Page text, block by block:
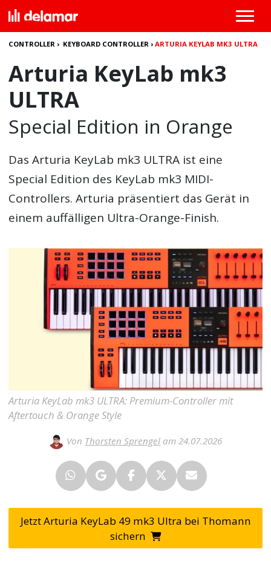
CONTROLLER › KEYBOARD CONTROLLER ›ARTURIA KEYLAB MK3 ULTRA
Arturia KeyLab mk3
ULTRA
Special Edition in Orange
DasArturia KeyLab mk3 ULTRA ist eine
Special Edition des KeyLab mk3 MIDI-
Controllers. Arturia präsentiert das Gerät in
einem auffälligen Ultra-Orange-Finish.
Arturia KeyLab mk3 ULTRA: Premium-Controller mit
Aftertouch & Orange Style
Von Thorsten Sprengel am 24.07.2026
Jetzt Arturia KeyLab 49 mk3 Ultra bei Thomann
sichern